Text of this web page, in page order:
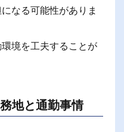
なる可能性がありま
境を工夫することが
地と通勤事情